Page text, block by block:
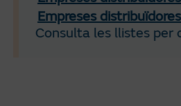
Empreses
Consulta les llistes per